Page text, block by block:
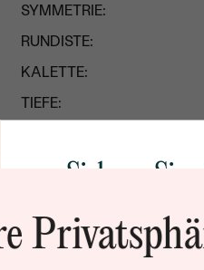
SYMMETRIE:
RUNDISTE:
KALETTE:
TIEFE:
ABMESSUNGEN:
HERKUNFT:
Sichern Sie
Rabatt auf